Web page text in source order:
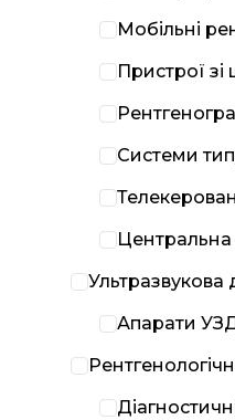
Мобільні
Пристрої
Системи
Центральна
Ультразвукова
Апарати